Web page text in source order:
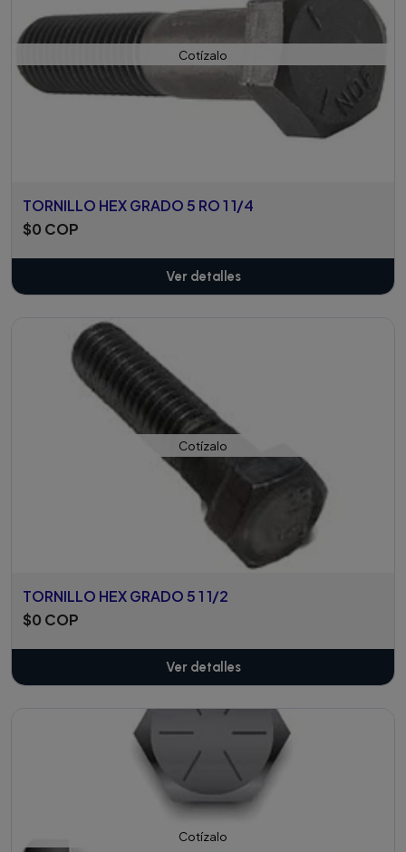
Cotízalo
TORNILLO HEX GRADO 5 RO 1 1/4
$0 COP
Ver detalles
Cotízalo
TORNILLO HEX GRADO 5 1 1/2
$0 COP
Ver detalles
Cotízalo